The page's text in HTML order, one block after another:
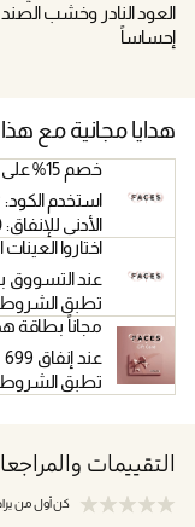
العود النادر وخشب
إحساساً
هدايا مجانية مع هذا
خصم 15% على طلبك الأول من التطبيق!
الأدنى للإنفاق: 200 ريال
اختاروا العينات
تطبق الشروط
مجاناً بطاقة هدايا
تطبق الشروط
التقييمات
كن أول من